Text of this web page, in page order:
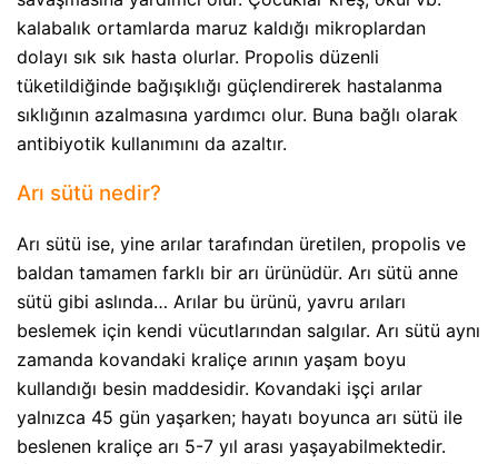
kalabalık ortamlarda maruz kaldığı mikroplardan
dolayı sık sık hasta olurlar. Propolis düzenli
tüketildiğinde bağışıklığı güçlendirerek hastalanma
sıklığının azalmasına yardımcı olur. Buna bağlı olarak
antibiyotik kullanımını da azaltır.
Arı sütü nedir?
Arı sütü ise, yine arılar tarafından üretilen, propolis ve
baldan tamamen farklı bir arı ürünüdür. Arı sütü anne
sütü gibi aslında… Arılar bu ürünü, yavru arıları
beslemek için kendi vücutlarından salgılar. Arı sütü aynı
zamanda kovandaki kraliçe arının yaşam boyu
kullandığı besin maddesidir. Kovandaki işçi arılar
yalnızca 45 gün yaşarken; hayatı boyunca arı sütü ile
beslenen kraliçe arı 5-7 yıl arası yaşayabilmektedir.